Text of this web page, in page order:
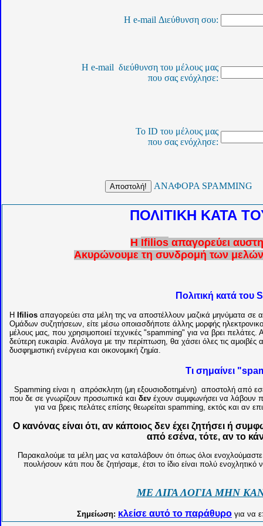
Η e-mail Διεύθυνσησου:
Η e-mail διεύθυνση του μέλους μας
που σας ενόχλησε:
Το ID του μέλους μας
που σας ενόχλησε:
ΑΝΑΦΟΡΑ
ΠΟΛΙΤΙΚΗ ΚΑΤΑ
Η Ifiliosαπαγορεύει
Ακυρώνουμε τη συνδρομή των
Πολιτική κατά του
Η Ifilios απαγορεύει στα μέλη της να αποστέλλουν μαζικά μηνύματα
Ομάδων συζητήσεων, είτε μέσω οποιασδήποτε άλλης μορφής
μέλους μας, που χρησιμοποιεί τεχνικές "spamming" για να βρει πελάτες.
δεύτερη ευκαιρία. Ανάλογα με την περίπτωση, θα χάσει όλες τις αμοιβές
δυσφημιστική ενέργεια και οικονομική ζημία.
Τι σημαίνει "
Spamming είναι η απρόσκλητη (μη εξουσιοδοτημένη) αποστολή από
που δε σε γνωρίζουν προσωπικά και δεν έχουν συμφωνήσει να λάβουν
για να βρεις πελάτες επίσης θεωρείται spamming, εκτός και αν
Ο κανόνας είναι ότι, αν κάποιος δεν έχει ζητήσει ή
από εσένα, τότε, αν το
Παρακαλούμε τα μέλη μας να καταλάβουν ότι όπως όλοι
πουλήσουν κάτι που δε ζητήσαμε, έτσι το ίδιο είναι πολύ
ΜΕ ΛΙΓΑ ΛΟΓΙΑ ΜΗΝ
Σημείωση: κλείσε αυτό το παράθυρο για να